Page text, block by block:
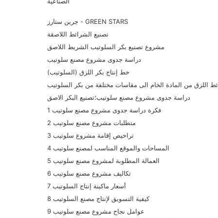
جرين ستارز - GREEN STARS
تصنيع الشرائط اللاصقة
مشروع تصنيع بكر السلوتيب الشريط اللاصق
دراسة جدوى مشروع مصنع سلوتيب
خط إنتاج بكر اللزق (السلوتيب)
اللزق من المادة الخام الى مقاسات مختلفة من بكر السلوتيب
دراسة جدوى مشروع مصنع سلوتيب؛تصنيع البكر الاصق
1 فكرة دراسة جدوى مشروع مصنع سلوتيب
2 متطلبات مشروع مصنع سلوتيب
3 تراخيص إقامة مشروع سلوتيب
4 المساحات والموقع المناسب لمصنع سلوتيب
5 العمالة المطلوبة لمشروع مصنع سلوتيب
6 تكاليف مشروع مصنع سلوتيب
7 أسعار ماكينة إنتاج السلوتيب
8 كيفية التسويق لإنتاج مصنع السلوتيب
9 عوامل نجاح مشروع مصنع سلوتيب